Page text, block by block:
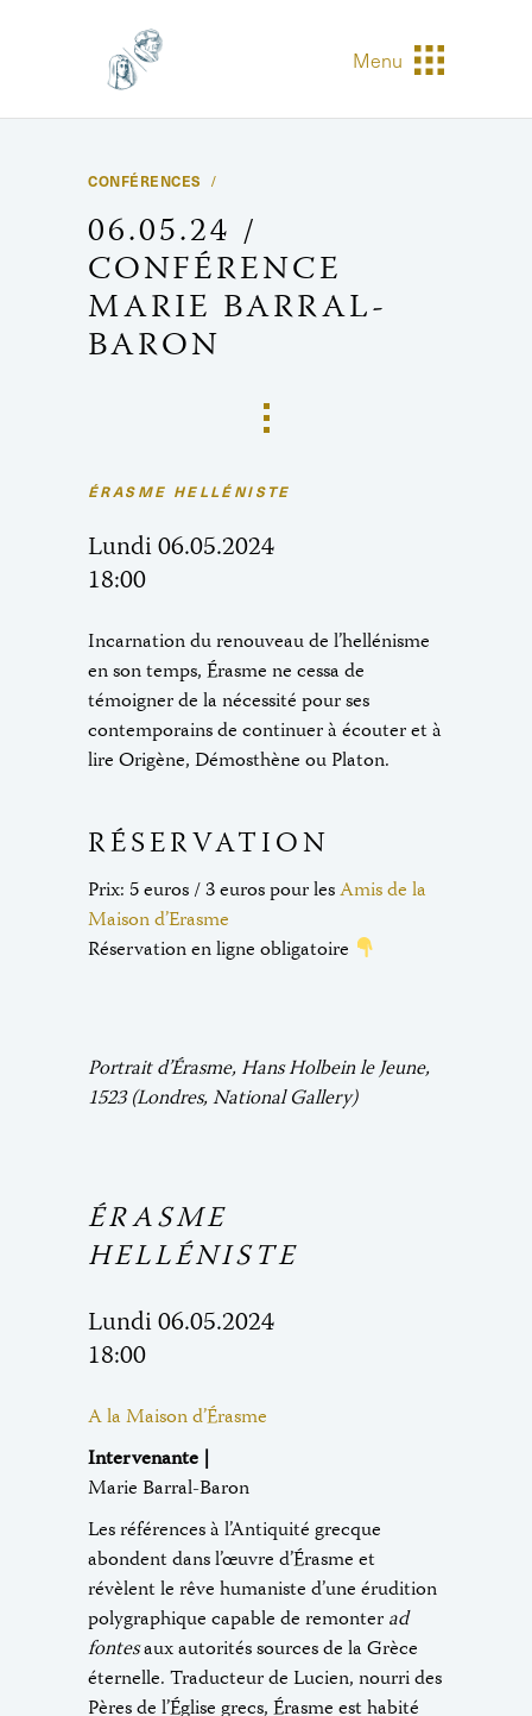
Menu
CONFÉRENCES
06.05.24 /
CONFÉRENCE
MARIE BARRAL-
BARON
ÉRASME HELLÉNISTE
Lundi 06.05.2024
18:00
Incarnation du renouveau de l’hellénisme
en son temps, Érasme ne cessa de
témoigner de la nécessité pour ses
contemporains de continuer à écouter et à
lire Origène, Démosthène ou Platon.
RÉSERVATION
Prix: 5 euros / 3 euros pour lesAmis de la
Maison d’Erasme
Réservation en ligne obligatoire
Portrait d’Érasme, Hans Holbein le Jeune,
1523 (Londres, National Gallery)
ÉRASME
HELLÉNISTE
Lundi 06.05.2024
18:00
A la Maison d’Érasme
Intervenante |
Marie Barral-Baron
Les références à l’Antiquité grecque
abondent dans l’œuvre d’Érasme et
révèlent le rêve humaniste d’une érudition
polygraphique capable de remonterad
fontesaux autorités sources de la Grèce
éternelle. Traducteur de Lucien, nourri des
Pères de l’Église grecs, Érasme est habité